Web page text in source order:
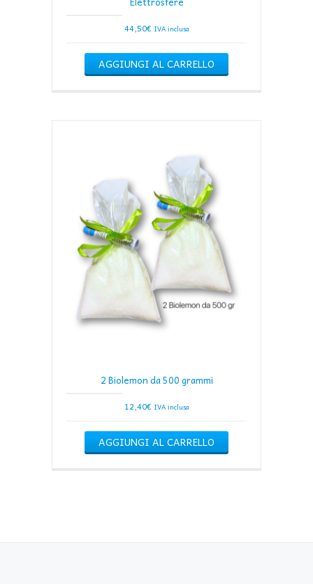
44,50€ IVA inclusa
AGGIUNGI AL CARRELLO
2 Biolemon da 500 grammi
12,40€ IVA inclusa
AGGIUNGI AL CARRELLO